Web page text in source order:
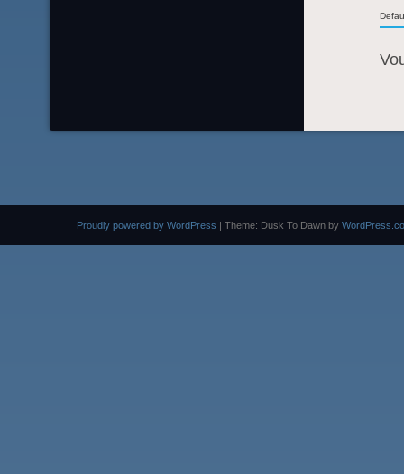
Proudly powered by WordPress | Theme: Dusk To Dawn by